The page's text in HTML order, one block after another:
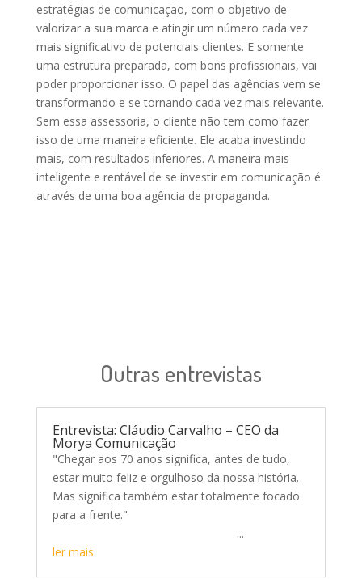
estratégias de comunicação, com o objetivo de
valorizar a sua marca e atingir um número cada vez
mais significativo de potenciais clientes. E somente
uma estrutura preparada, com bons profissionais, vai
poder proporcionar isso. O papel das agências vem se
transformando e se tornando cada vez mais relevante.
Sem essa assessoria, o cliente não tem como fazer
isso de uma maneira eficiente. Ele acaba investindo
mais, com resultados inferiores. A maneira mais
inteligente e rentável de se investir em comunicação é
através de uma boa agência de propaganda.
Outras entrevistas
Entrevista: Cláudio Carvalho – CEO da
Morya Comunicação
"Chegar aos 70 anos significa, antes de tudo,
estar muito feliz e orgulhoso da nossa história.
Mas significa também estar totalmente focado
para a frente."
...
ler mais